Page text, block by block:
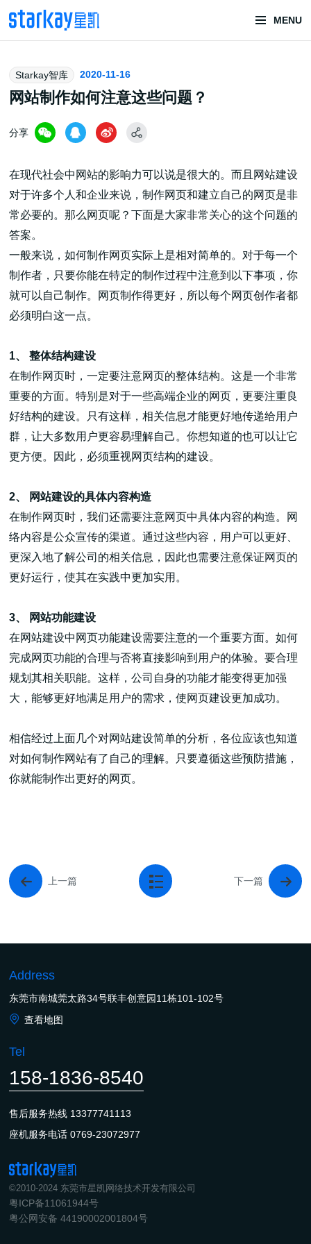
MENU
头部潮玩
技术服务商
潮玩技术解决方案
头部潮玩盲盒/谷子卡牌/二次元手办抽赏开发
一番赏/魔力赏/福袋抽赏/宝箱赏/无限赏
高端网站建设
广告大片形式做开发
Starkay智库 2020-11-16
网站制作如何注意这些问题？
分享
在现代社会中网站的影响力可以说是很大的。而且网站建设
对于许多个人和企业来说，制作网页和建立自己的网页是非
常必要的。那么网页呢？下面是大家非常关心的这个问题的
答案。
一般来说，如何制作网页实际上是相对简单的。对于每一个
制作者，只要你能在特定的制作过程中注意到以下事项，你
就可以自己制作。网页制作得更好，所以每个网页创作者都
必须明白这一点。
1、 整体结构建设
在制作网页时，一定要注意网页的整体结构。这是一个非常
重要的方面。特别是对于一些高端企业的网页，更要注重良
好结构的建设。只有这样，相关信息才能更好地传递给用户
群，让大多数用户更容易理解自己。你想知道的也可以让它
更方便。因此，必须重视网页结构的建设。
2、 网站建设的具体内容构造
在制作网页时，我们还需要注意网页中具体内容的构造。网
络内容是公众宣传的渠道。通过这些内容，用户可以更好、
更深入地了解公司的相关信息，因此也需要注意保证网页的
更好运行，使其在实践中更加实用。
3、 网站功能建设
在网站建设中网页功能建设需要注意的一个重要方面。如何
完成网页功能的合理与否将直接影响到用户的体验。要合理
规划其相关职能。这样，公司自身的功能才能变得更加强
大，能够更好地满足用户的需求，使网页建设更加成功。
相信经过上面几个对网站建设简单的分析，各位应该也知道
对如何制作网站有了自己的理解。只要遵循这些预防措施，
你就能制作出更好的网页。
上一篇 下一篇
©2010-2024 东莞市星凯网络技术开发有限公司
粤ICP备11061944号
粤公网安备 44190002001804号
Address
东莞市南城莞太路34号联丰创意园11栋101-102号
查看地图
Tel
158-1836-8540
售后服务热线 13377741113
座机服务电话0769-23072977